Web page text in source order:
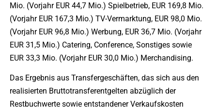
Mio. (Vorjahr EUR 44,7 Mio.) Spielbetrieb, EUR 169,8 Mio.
(Vorjahr EUR 167,3 Mio.) TV-Vermarktung, EUR 98,0 Mio.
(Vorjahr EUR 96,8 Mio.) Werbung, EUR 36,7 Mio. (Vorjahr
EUR 31,5 Mio.) Catering, Conference, Sonstiges sowie
EUR 33,3 Mio. (Vorjahr EUR 30,0 Mio.) Merchandising.
Das Ergebnis aus Transfergeschäften, das sich aus den
realisierten Bruttotransferentgelten abzüglich der
Restbuchwerte sowie entstandener Verkaufskosten